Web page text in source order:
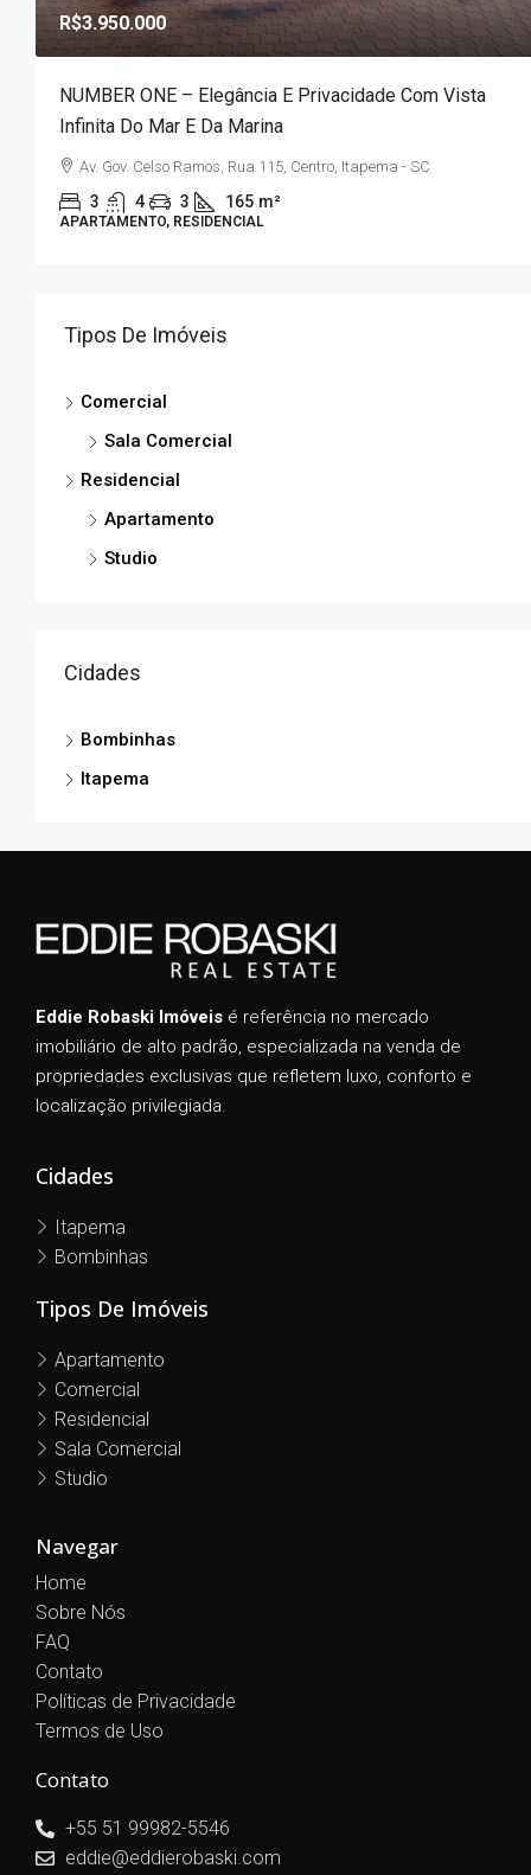
R$3.950.000
NUMBER ONE – Elegância E Privacidade Com Vista
Infinita Do Mar E Da Marina
Av. Gov. Celso Ramos, Rua 115, Centro, Itapema - SC
3 4 3 165 m²
APARTAMENTO, RESIDENCIAL
Tipos De Imóveis
Comercial
Sala Comercial
Residencial
Apartamento
Studio
Cidades
Bombinhas
Itapema
Eddie Robaski Imóveis é referência no mercado
imobiliário de alto padrão, especializada na venda de
propriedades exclusivas que refletem luxo, conforto e
localização privilegiada.
Cidades
Itapema
Bombinhas
Tipos De Imóveis
Apartamento
Comercial
Residencial
Sala Comercial
Studio
Navegar
Home
Sobre Nós
FAQ
Contato
Políticas de Privacidade
Termos de Uso
Contato
+55 51 99982-5546
eddie@eddierobaski.com